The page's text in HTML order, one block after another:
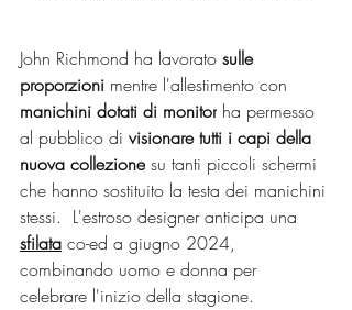
John Richmond ha lavorato sulle
proporzioni mentre l'allestimento con
manichini dotati di monitor ha permesso
al pubblico di visionare tutti i capi della
nuova collezione su tanti piccoli schermi
che hanno sostituito la testa dei manichini
stessi.  L'estroso designer anticipa una
sfilata co-ed a giugno 2024,
combinando uomo e donna per
celebrare l'inizio della stagione.